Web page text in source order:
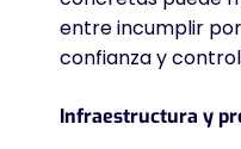
entre incumplir
confianza y
Infraestructura y